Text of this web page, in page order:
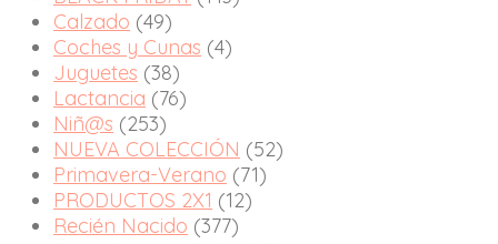
Calzado (49)
Coches y Cunas (4)
Juguetes (38)
Lactancia (76)
Niñ@s (253)
NUEVA COLECCIÓN (52)
Primavera-Verano (71)
PRODUCTOS 2X1 (12)
Recién Nacido (377)